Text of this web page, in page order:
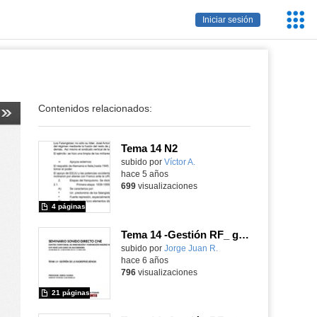
Iniciar sesión
Contenidos relacionados:
Tema 14 N2
Contenido educativo.
subido por Víctor A.
4 páginas
hace 5 años
699visualizaciones
Tema 14 -Gestión RF_ guión-presentación seminario sonido
subido por Jorge Juan R.
21 páginas
hace 6 años
796visualizaciones